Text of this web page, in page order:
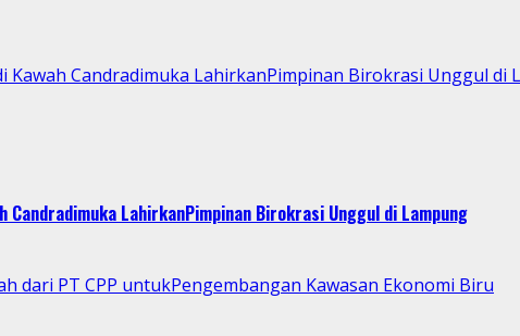
Kawah Candradimuka LahirkanPimpinan Birokrasi Unggul di
Candradimuka LahirkanPimpinan Birokrasi Unggul di Lampung
dari PT CPP untukPengembangan Kawasan Ekonomi Biru